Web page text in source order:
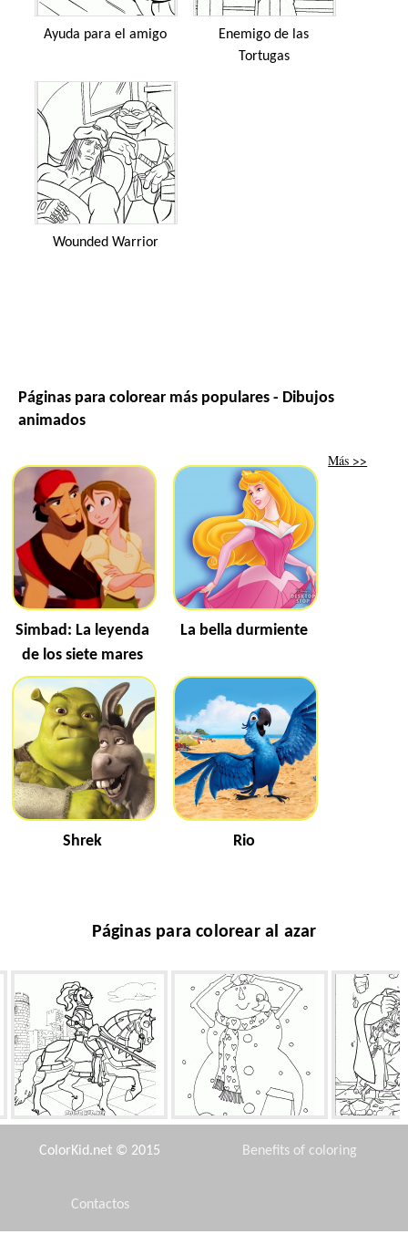
Ayuda para el amigo
Enemigo de las
Tortugas
Wounded Warrior
Páginas para colorear más populares - Dibujos
animados
Simbad: La leyenda
de los siete mares
La bella durmiente
Shrek Rio
Más >>
Páginas para colorear al azar
Caballero ecuestre Armado
Pájaros del muñeco de
Maestro
ColorKid.net © 2015 Benefits of coloring
Contactos